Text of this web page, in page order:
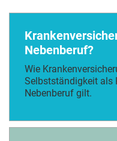
Nebenberuf?
Wie
Selbstständigkeit als
Nebenberuf gilt.